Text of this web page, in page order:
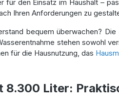
für den Einsatz im Haushalt –
Ihren Anforderungen zu
bequem überwachen? Die
stehen sowohl
für die Hausnutzung, das
8.300 Liter: